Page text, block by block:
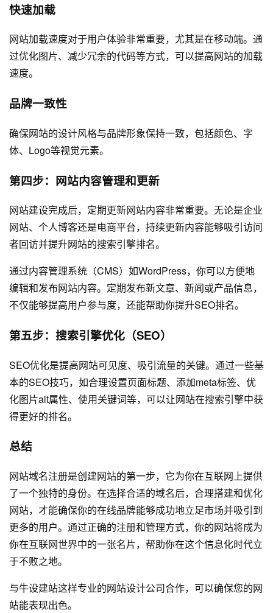
快速加载
网站加载速度对于用户体验非常重要，尤其是在移动端。通
过优化图片、减少冗余的代码等方式，可以提高网站的加载
速度。
品牌一致性
确保网站的设计风格与品牌形象保持一致，包括颜色、字
体、Logo等视觉元素。
第四步：网站内容管理和更新
网站建设完成后，定期更新网站内容非常重要。无论是企业
网站、个人博客还是电商平台，持续更新内容能够吸引访问
者回访并提升网站的搜索引擎排名。
通过内容管理系统（CMS）如WordPress，你可以方便地
编辑和发布网站内容。定期发布新文章、新闻或产品信息，
不仅能够提高用户参与度，还能帮助你提升SEO排名。
第五步：搜索引擎优化（SEO）
SEO优化是提高网站可见度、吸引流量的关键。通过一些基
本的SEO技巧，如合理设置页面标题、添加meta标签、优
化图片alt属性、使用关键词等，可以让网站在搜索引擎中获
得更好的排名。
总结
网站域名注册是创建网站的第一步，它为你在互联网上提供
了一个独特的身份。在选择合适的域名后，合理搭建和优化
网站，才能确保你的在线品牌能够成功地立足市场并吸引到
更多的用户。通过正确的注册和管理方式，你的网站将成为
你在互联网世界中的一张名片，帮助你在这个信息化时代立
于不败之地。
与牛设建站这样专业的网站设计公司合作，可以确保您的网
站能表现出色。